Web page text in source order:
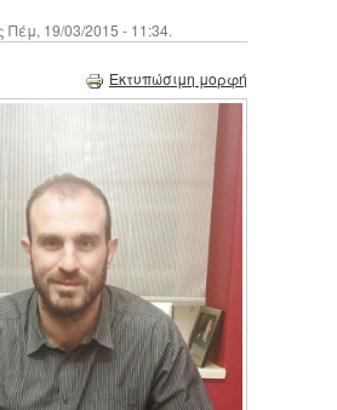
Πέμ, 19/03/2015 - 11:34.
Εκτυπώσιμη μορφή